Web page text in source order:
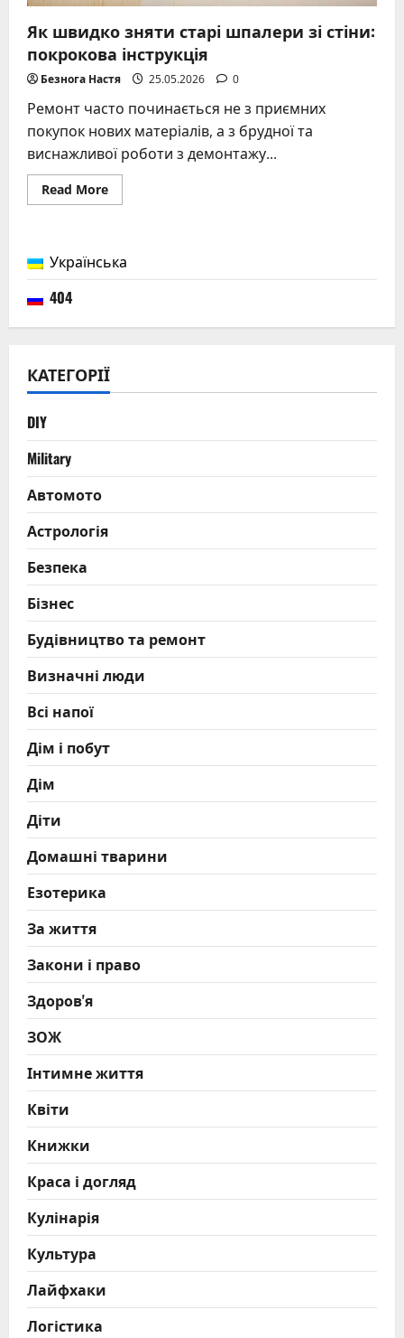
Як швидко зняти старі шпалери зі стіни:
покрокова інструкція
Безнога Настя 25.05.2026 0
Ремонт часто починається не з приємних
покупок нових матеріалів, а з брудної та
виснажливої роботи з демонтажу...
Read MoreRead
more
старі
шпалери
інструкція
Українська
404
КАТЕГОРІЇ
DIY
Military
Автомото
Астрологія
Безпека
Бізнес
Будівництво та ремонт
Визначні люди
Всі напої
Дім і побут
Дім
Діти
Домашні тварини
Езотерика
За життя
Закони і право
Здоров'я
ЗОЖ
Інтимне життя
Квіти
Книжки
Краса і догляд
Кулінарія
Культура
Лайфхаки
Логістика